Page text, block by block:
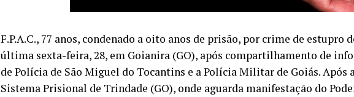
F.P.A.C., 77 anos, condenado a oito anos de prisão, por crime de estupro
última sexta-feira, 28, em Goianira (GO), após compartilhamento de
de Polícia de São Miguel do Tocantins e a Polícia Militar de Goiás. Após
Sistema Prisional de Trindade (GO), onde aguarda manifestação do